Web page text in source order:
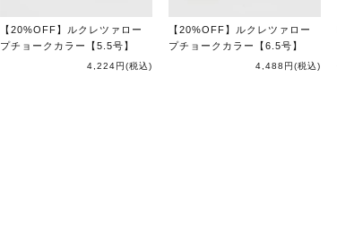
【20%OFF】ルクレツァロー
プチョークカラー【5.5号】
4,224円(税込)
【20%OFF】ルクレツァロー
プチョークカラー【6.5号】
4,488円(税込)